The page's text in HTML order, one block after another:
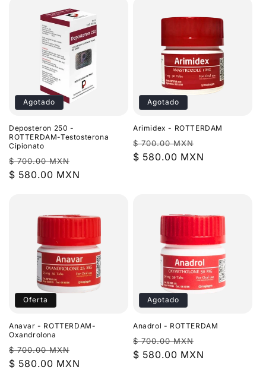
Agotado
Deposteron 250 -
ROTTERDAM-Testosterona
Cipionato
Precio
habitual
$ 700.00 MXN
de
$ 580.00 MXN
Agotado
Arimidex - ROTTERDAM
Precio
habitual
$ 700.00 MXN
de
$ 580.00 MXN
Oferta
Anavar - ROTTERDAM-
Oxandrolona
Precio
habitual
$ 700.00 MXN
de
$ 580.00 MXN
Agotado
Anadrol - ROTTERDAM
Precio
habitual
$ 700.00 MXN
de
$ 580.00 MXN